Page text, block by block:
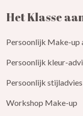
Het Klasse
Persoonlijk Make-up
Persoonlijk kleur-
Persoonlijk stijladvies
Workshop Make-up